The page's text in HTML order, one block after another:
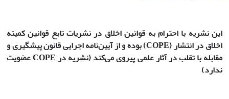
این نشریه با احترام به قوانین اخلاق در نشریات تابع قوانین کمیته
اخلاق در انتشار(COPE)بوده و از آیین‌نامه اجرایی قانون پیشگیری و
مقابله با تقلب در آثار علمی پیروی می‌کند (نشریه در COPE عضویت
ندارد)